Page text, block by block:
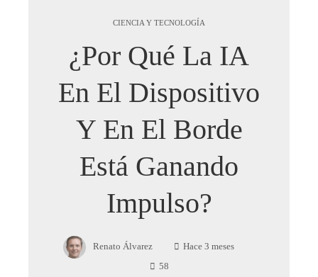
CIENCIA Y TECNOLOGÍA
¿Por Qué La IA
En El Dispositivo
Y En El Borde
Está Ganando
Impulso?
Renato Álvarez Hace 3 meses
58